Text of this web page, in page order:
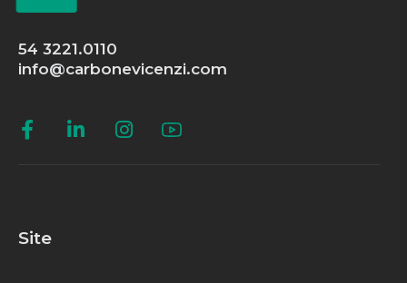
54 3221.0110
info@carbonevicenzi.com
Site